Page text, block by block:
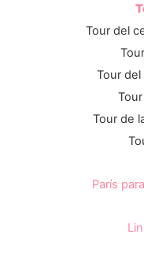
Tour del
Tour del
Tour de
París